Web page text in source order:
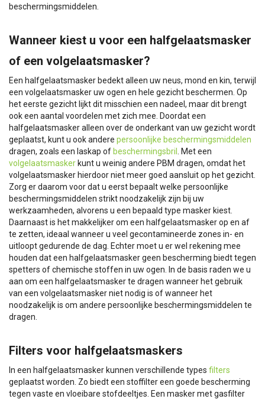
beschermingsmiddelen.
Wanneer kiest u voor een halfgelaatsmasker
of een volgelaatsmasker?
Een halfgelaatsmasker bedekt alleen uw neus, mond en kin, terwijl
een volgelaatsmasker uw ogen en hele gezicht beschermen. Op
het eerste gezicht lijkt dit misschien een nadeel, maar dit brengt
ook een aantal voordelen met zich mee. Doordat een
halfgelaatsmasker alleen over de onderkant van uw gezicht wordt
geplaatst, kunt u ook andere persoonlijke beschermingsmiddelen
dragen, zoals een laskap ofbeschermingsbril . Met een
volgelaatsmaskerkunt u weinig andere PBM dragen, omdat het
volgelaatsmasker hierdoor niet meer goed aansluit op het gezicht.
Zorg er daarom voor dat u eerst bepaalt welke persoonlijke
beschermingsmiddelen strikt noodzakelijk zijn bij uw
werkzaamheden, alvorens u een bepaald type masker kiest.
Daarnaast is het makkelijker om een halfgelaatsmasker op en af
te zetten, ideaal wanneer u veel gecontamineerde zones in- en
uitloopt gedurende de dag. Echter moet u er wel rekening mee
houden dat een halfgelaatsmasker geen bescherming biedt tegen
spetters of chemische stoffen in uw ogen. In de basis raden we u
aan om een halfgelaatsmasker te dragen wanneer het gebruik
van een volgelaatsmasker niet nodig is of wanneer het
noodzakelijk is om andere persoonlijke beschermingsmiddelen te
dragen.
Filters voor halfgelaatsmaskers
In een halfgelaatsmasker kunnen verschillende types filters
geplaatst worden. Zo biedt een stoffilter een goede bescherming
tegen vaste en vloeibare stofdeeltjes. Een masker met gasfilter